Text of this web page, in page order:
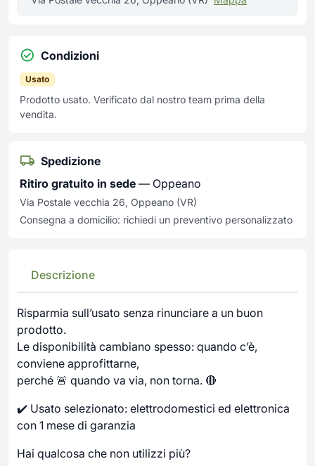
Condizioni
Usato
Prodotto usato. Verificato dal nostro team prima della
vendita.
Spedizione
Ritiro gratuito in sede — Oppeano
Via Postale vecchia 26, Oppeano (VR)
Consegna a domicilio: richiedi un preventivo personalizzato
Descrizione
Risparmia sull’usato senza rinunciare a un buon
prodotto.
Le disponibilità cambiano spesso: quando c’è,
conviene approfittarne,
perché 🚨 quando va via, non torna. 🔴
✔️ Usato selezionato: elettrodomestici ed elettronica
con 1 mese di garanzia
Hai qualcosa che non utilizzi più?